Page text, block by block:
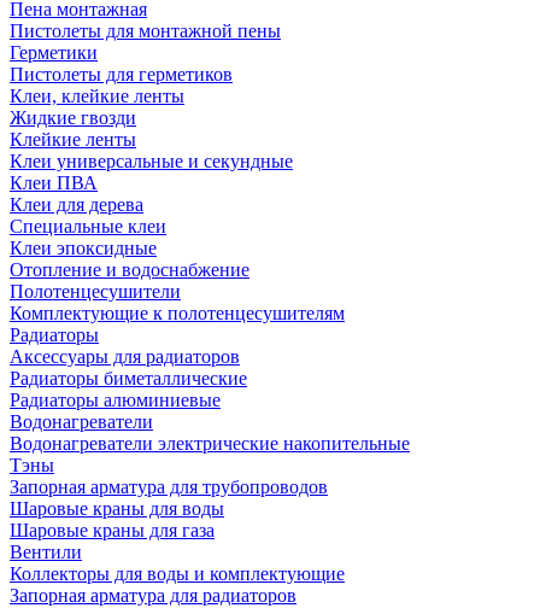
Пена монтажная
Пистолеты для монтажной пены
Герметики
Пистолеты для герметиков
Клеи, клейкие ленты
Жидкие гвозди
Клейкие ленты
Клеи универсальные и секундные
Клеи ПВА
Клеи для дерева
Специальные клеи
Клеи эпоксидные
Отопление и водоснабжение
Полотенцесушители
Комплектующие к полотенцесушителям
Радиаторы
Аксессуары для радиаторов
Радиаторы биметаллические
Радиаторы алюминиевые
Водонагреватели
Водонагреватели электрические накопительные
Тэны
Запорная арматура для трубопроводов
Шаровые краны для воды
Шаровые краны для газа
Вентили
Коллекторы для воды и комплектующие
Запорная арматура для радиаторов